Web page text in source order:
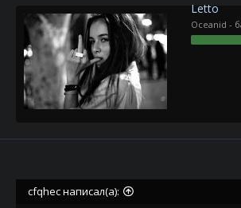
Letto
Oceanid -
cfqhec написал(а):